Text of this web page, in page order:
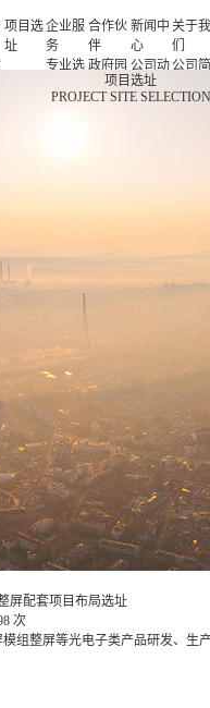
项目选
址
企业服
务
专业选
项目申
合作伙
伴
政府园
企业客
新闻中
心
公司动
态
产业观
关于
们
公司
人力
项目选址
PROJECT SITE SELECTION
屏配套项目布局选址
次
组整屏等光电子类产品研发、生